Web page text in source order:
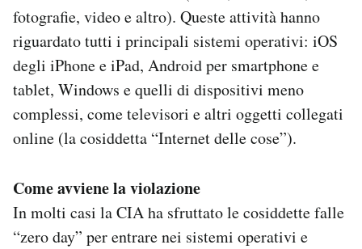
fotografie, video e altro). Queste attività hanno
riguardato tutti i principali sistemi operativi: iOS
degli iPhone e iPad, Android per smartphone e
tablet, Windows e quelli di dispositivi meno
complessi, come televisori e altri oggetti collegati
online (la cosiddetta “Internet delle cose”).
Come avviene la violazione
In molti casi la CIA ha sfruttato le cosiddette falle
“zero day” per entrare nei sistemi operativi e